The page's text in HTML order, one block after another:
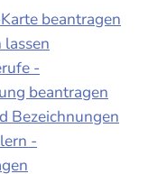
beantragen
-
beantragen
Bezeichnungen
-